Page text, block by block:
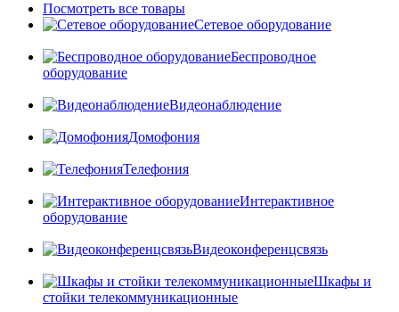
Посмотреть все товары
Сетевое оборудование
Беспроводное
оборудование
Видеонаблюдение
Домофония
Телефония
Интерактивное
оборудование
Видеоконференцсвязь
Шкафы и
стойки телекоммуникационные